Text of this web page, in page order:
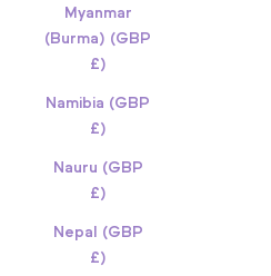
Myanmar
(Burma) (GBP
£)
Namibia (GBP
£)
Nauru (GBP
£)
Nepal (GBP
£)